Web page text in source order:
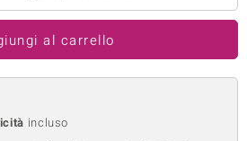
al carrello
incluso